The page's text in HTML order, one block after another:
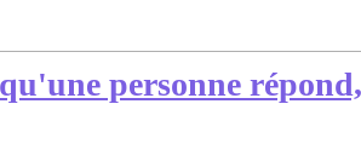
personne